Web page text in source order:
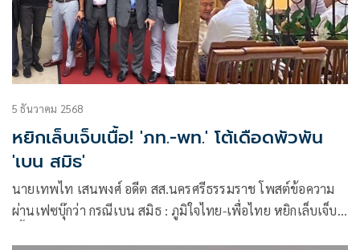
เหลืออย่างรวดเร็วมาก โดยหลังจากได้รับการช่วยเหลือเสร็จสิ้น
เธอยังสามารถสื่อสารและยิ้มแย้มได้ พร้อมกับยืนยันว่าอุบัติเหตุ
ครั้งนี้ไม่ได้ทำให้รู้สึกแย่กับการมาเที่ยวเมืองไทยแต่อย่างใด และ
ยังคงมีความตั้งใจที่จะกลับมาท่องเที่ยวที่ประเทศไทยอีกครั้งใน
5 ธันวาคม 2568
หยิกเล็บเจ็บเนื้อ! 'ภท.-พท.' โต้เดือดพัวพัน
'เบน สมิธ'
นายเทพไท เสนพงศ์ อดีต สส.นครศรีธรรมราช โพสต์ข้อความ
ผ่านเฟซบุ๊กว่า กรณีเบน สมิธ : ภูมิใจไทย-เพื่อไทย หยิกเล็บเจ็บ